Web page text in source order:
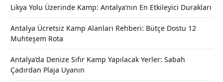
Likya Yolu Üzerinde Kamp: Antalya’nın En Etkileyici Durakları
Antalya Ücretsiz Kamp Alanları Rehberi: Bütçe Dostu 12
Muhteşem Rota
Antalya’da Denize Sıfır Kamp Yapılacak Yerler: Sabah
Çadırdan Plaja Uyanın